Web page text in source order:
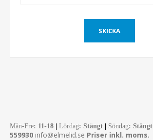
Mån-Fre: 11-18 Lördag: Stängt Söndag: Stängt
559930 info@elmelid.se Priser inkl. moms.